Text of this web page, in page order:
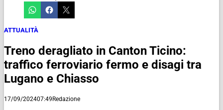
ATTUALITÀ
Treno deragliato in Canton Ticino:
traffico ferroviario fermo e disagi tra
Lugano e Chiasso
17/09/202407:49Redazione